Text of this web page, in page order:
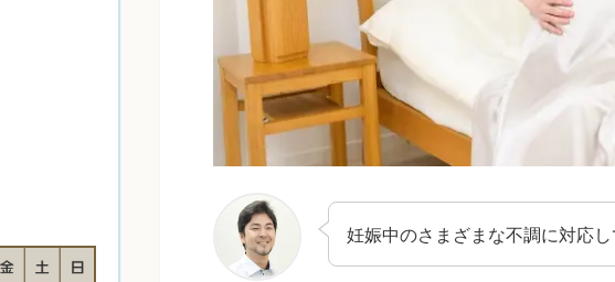
妊娠中のさまざまな不調に対応